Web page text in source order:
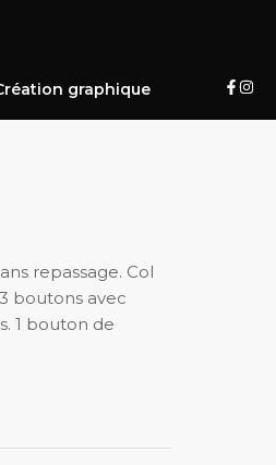
graphique
repassage. Col
boutons avec
1 bouton de